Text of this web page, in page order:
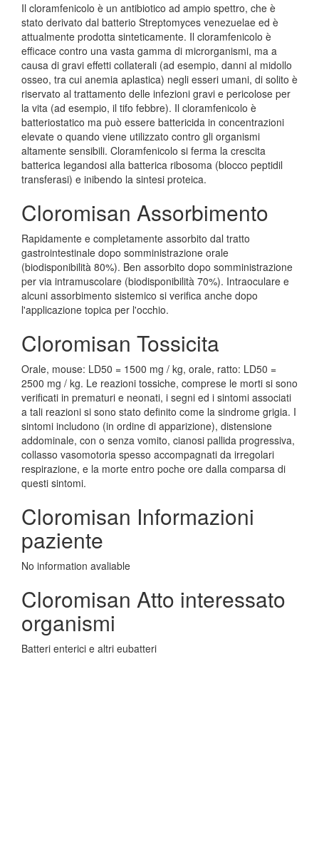
Il cloramfenicolo è un antibiotico ad ampio spettro, che è
stato derivato dal batterio Streptomyces venezuelae ed è
attualmente prodotta sinteticamente. Il cloramfenicolo è
efficace contro una vasta gamma di microrganismi, ma a
causa di gravi effetti collaterali (ad esempio, danni al midollo
osseo, tra cui anemia aplastica) negli esseri umani, di solito è
riservato al trattamento delle infezioni gravi e pericolose per
la vita (ad esempio, il tifo febbre). Il cloramfenicolo è
batteriostatico ma può essere battericida in concentrazioni
elevate o quando viene utilizzato contro gli organismi
altamente sensibili. Cloramfenicolo si ferma la crescita
batterica legandosi alla batterica ribosoma (blocco peptidil
transferasi) e inibendo la sintesi proteica.
Cloromisan Assorbimento
Rapidamente e completamente assorbito dal tratto
gastrointestinale dopo somministrazione orale
(biodisponibilità 80%). Ben assorbito dopo somministrazione
per via intramuscolare (biodisponibilità 70%). Intraoculare e
alcuni assorbimento sistemico si verifica anche dopo
l'applicazione topica per l'occhio.
Cloromisan Tossicita
Orale, mouse: LD50 = 1500 mg / kg, orale, ratto: LD50 =
2500 mg / kg. Le reazioni tossiche, comprese le morti si sono
verificati in prematuri e neonati, i segni ed i sintomi associati
a tali reazioni si sono stato definito come la sindrome grigia. I
sintomi includono (in ordine di apparizione), distensione
addominale, con o senza vomito, cianosi pallida progressiva,
collasso vasomotoria spesso accompagnati da irregolari
respirazione, e la morte entro poche ore dalla comparsa di
questi sintomi.
Cloromisan Informazioni
paziente
No information avaliable
Cloromisan Atto interessato
organismi
Batteri enterici e altri eubatteri